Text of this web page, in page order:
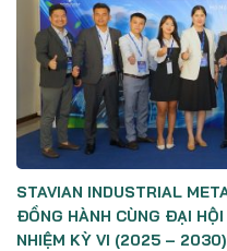
STAVIAN INDUSTRIAL
ĐỒNG HÀNH CÙNG ĐẠI
NHIỆM KỲ VI (2025 – 2030)